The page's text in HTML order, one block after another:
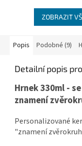
ZOBRAZIT
Popis Podobné (9)
Detailní popis
Hrnek 330ml -
znamení
Personalizované
"znamení